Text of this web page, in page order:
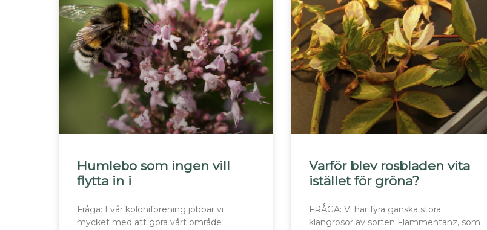
Humlebo som ingen vill
flytta in i
Fråga: I vår koloniförening jobbar vi
mycket med att göra vårt område
Varför blev rosbladen vita
istället för gröna?
FRÅGA: Vi har fyra ganska stora
klängrosor av sorten Flammentanz, som